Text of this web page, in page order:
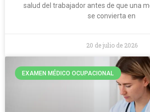
salud del trabajador antes de que una
se convierta en
20 de julio de 2026
EXAMEN MÉDICO OCUPACIONAL